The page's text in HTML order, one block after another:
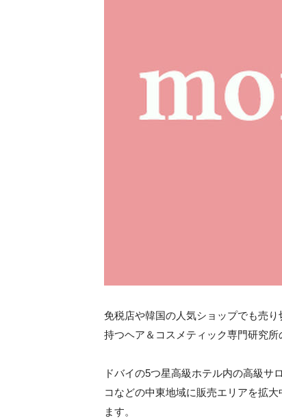
免税店や韓国の人気ショップでも売
持つヘア＆コスメティック専門研究
ドバイの5つ星高級ホテル内の高級
コなどの中東地域に販売エリアを拡
ます。